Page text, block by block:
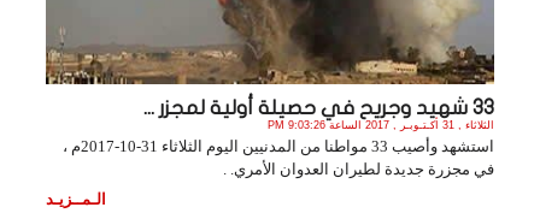
33 شهيد وجريح في حصيلة أولية لمجزر ...
الثلاثاء , 31 أكـتـوبـر , 2017 الساعة 9:03:26 PM
استشهد وأصيب 33 مواطنا من المدنيين اليوم الثلاثاء 31-10-2017م ،
في مجزرة جديدة لطيران العدوان الأمري. .
الـمــزيـد